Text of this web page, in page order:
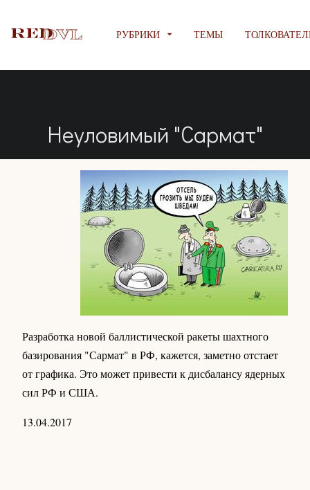
РУБРИКИ ТЕМЫ
Неуловимый "Сармат"
Разработка новой баллистической ракеты шахтного
базирования "Сармат" в РФ, кажется, заметно отстает
от графика. Это может привести к дисбалансу ядерных
сил РФ и США.
13.04.2017